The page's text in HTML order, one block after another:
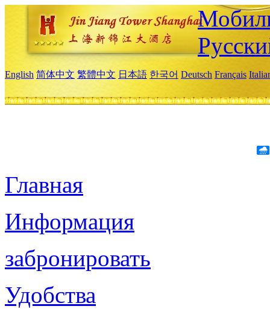
English 简体中文 繁體中文 日本語 한국어 Deutsch Français
Главная
Информация
забронировать
Удобства